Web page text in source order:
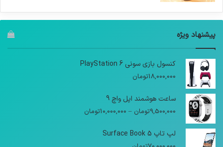
پیشنهاد ویژه
کنسول بازی سونی PlayStation 6
18,000,000تومان
ساعت هوشمند اپل واچ 9
9,500,000تومان –
10,000,000تومان
لپ تاپ Surface Book 5